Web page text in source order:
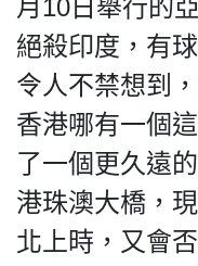
昔日
系列
活動
關於我們
月10日舉行的
絕殺印度，有
令人不禁想到
香港哪有一個
了一個更久遠
港珠澳大橋，
北上時，又會